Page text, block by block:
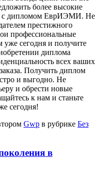
более высокие
с дипломом ЕврИЭМИ. Не
престижного
профессиональные
уже сегодня и получите
диплома
всех ваших
Получить диплом
и выгодно. Не
и обрести новые
к нам и станьте
сегодня!
Gwp в рубрике Без
в